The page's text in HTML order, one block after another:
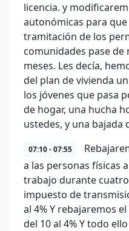
licencia. y
autonómicas para
tramitación de los
comunidades pase de
meses. Les decía,
del plan de vivienda
los jóvenes que pasa
de hogar, una hucha
ustedes, y una bajada
07:10 - 07:55
a las personas físicas
trabajo durante
impuesto de
al 4% Y rebajaremos
del 10 al 4% Y todo